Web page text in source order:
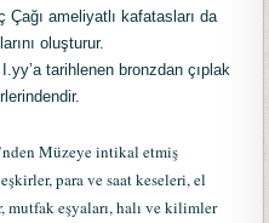
ameliyatlı kafatasları da
oluşturur.
tarihlenen bronzdan çıplak
Müzeye intikal etmiş
para ve saat keseleri, el
mutfak eşyaları, halı ve kilimler